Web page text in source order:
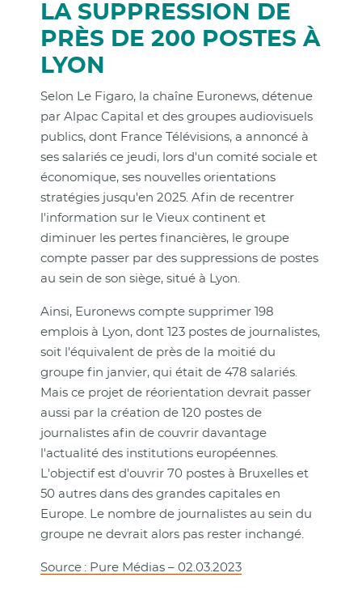
LA SUPPRESSION DE
PRÈS DE 200 POSTES À
LYON
Selon Le Figaro, la chaîne Euronews, détenue
par Alpac Capital et des groupes audiovisuels
publics, dont France Télévisions, a annoncé à
ses salariés ce jeudi, lors d'un comité sociale et
économique, ses nouvelles orientations
stratégies jusqu'en 2025. Afin de recentrer
l'information sur le Vieux continent et
diminuer les pertes financières, le groupe
compte passer par des suppressions de postes
au sein de son siège, situé à Lyon.
Ainsi, Euronews compte supprimer 198
emplois à Lyon, dont 123 postes de journalistes,
soit l'équivalent de près de la moitié du
groupe fin janvier, qui était de 478 salariés.
Mais ce projet de réorientation devrait passer
aussi par la création de 120 postes de
journalistes afin de couvrir davantage
l'actualité des institutions européennes.
L'objectif est d'ouvrir 70 postes à Bruxelles et
50 autres dans des grandes capitales en
Europe. Le nombre de journalistes au sein du
groupe ne devrait alors pas rester inchangé.
Source : Pure Médias – 02.03.2023